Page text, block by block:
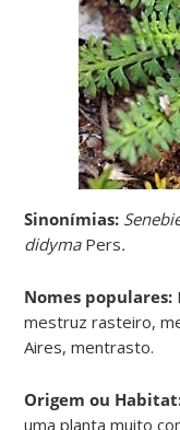
Sinonímias:
didymaPers.
Nomes populares:
mestruz rasteiro,
Aires, mentrasto.
Origem ou
uma planta muito